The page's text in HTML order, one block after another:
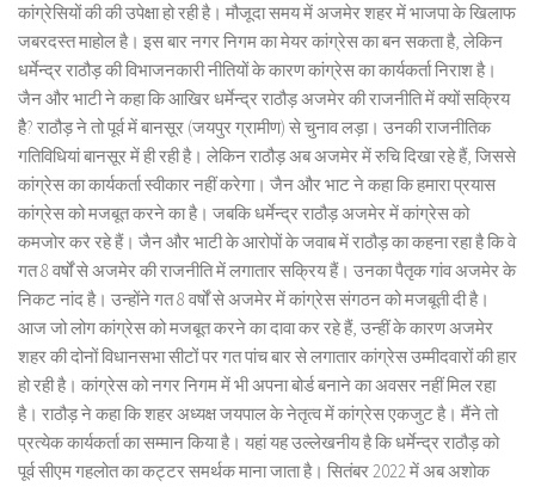
कांग्रेसियों की की उपेक्षा हो रही है। मौजूदा समय में अजमेर शहर में भाजपा के खिलाफ
जबरदस्त माहोल है। इस बार नगर निगम का मेयर कांग्रेस का बन सकता है, लेकिन
धर्मेन्द्र राठौड़ की विभाजनकारी नीतियों के कारण कांग्रेस का कार्यकर्ता निराश है।
जैन और भाटी ने कहा कि आखिर धर्मेन्द्र राठौड़ अजमेर की राजनीति में क्यों सक्रिय
हैै? राठौड़ ने तो पूर्व में बानसूर (जयपुर ग्रामीण) से चुनाव लड़ा। उनकी राजनीतिक
गतिविधियां बानसूर में ही रही है। लेकिन राठौड़ अब अजमेर में रुचि दिखा रहे हैं, जिससे
कांग्रेस का कार्यकर्ता स्वीकार नहीं करेगा। जैन और भाट ने कहा कि हमारा प्रयास
कांग्रेस को मजबूत करने का है। जबकि धर्मेन्द्र राठौड़ अजमेर में कांग्रेस को
कमजोर कर रहे हैं। जैन और भाटी के आरोपों के जवाब में राठौड़ का कहना रहा है कि वे
गत 8 वर्षों से अजमेर की राजनीति में लगातार सक्रिय हैं। उनका पैतृक गांव अजमेर के
निकट नांद है। उन्होंने गत 8 वर्षों से अजमेर में कांग्रेस संगठन को मजबूती दी है।
आज जो लोग कांग्रेस को मजबूत करने का दावा कर रहे हैं, उन्हीं के कारण अजमेर
शहर की दोनों विधानसभा सीटों पर गत पांच बार से लगातार कांग्रेस उम्मीदवारों की हार
हो रही है। कांग्रेस को नगर निगम में भी अपना बोर्ड बनाने का अवसर नहीं मिल रहा
है। राठौड़ ने कहा कि शहर अध्यक्ष जयपाल के नेतृत्व में कांग्रेस एकजुट है। मैंने तो
प्रत्येक कार्यकर्ता का सम्मान किया है। यहां यह उल्लेखनीय है कि धर्मेन्द्र राठौड़ को
पूर्व सीएम गहलोत का कट्टर समर्थक माना जाता है। सितंबर 2022 में अब अशोक